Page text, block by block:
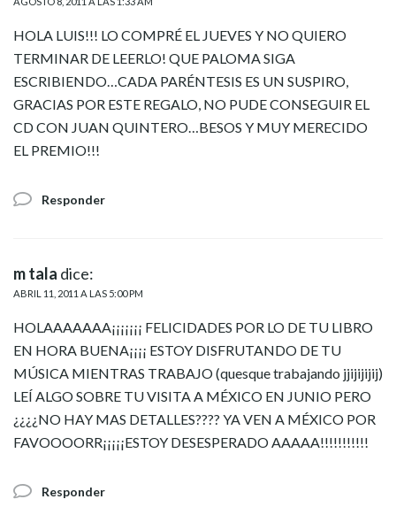
HOLA LUIS!!! LO COMPRÉ EL JUEVES Y NO QUIERO
TERMINAR DE LEERLO! QUE PALOMA SIGA
ESCRIBIENDO…CADA PARÉNTESIS ES UN SUSPIRO,
GRACIAS POR ESTE REGALO, NO PUDE CONSEGUIR EL
CD CON JUAN QUINTERO…BESOS Y MUY MERECIDO
EL PREMIO!!!
Responder
m tala dice:
ABRIL 11, 2011 A LAS 5:00 PM
HOLAAAAAAA¡¡¡¡¡¡¡ FELICIDADES POR LO DE TU LIBRO
EN HORA BUENA¡¡¡¡ ESTOY DISFRUTANDO DE TU
MÚSICA MIENTRAS TRABAJO (quesque trabajando jjijijijij)
LEÍ ALGO SOBRE TU VISITA A MÉXICO EN JUNIO PERO
¿¿¿¿NO HAY MAS DETALLES???? YA VEN A MÉXICO POR
FAVOOOORR¡¡¡¡¡ESTOY DESESPERADO AAAAA!!!!!!!!!!!
Responder